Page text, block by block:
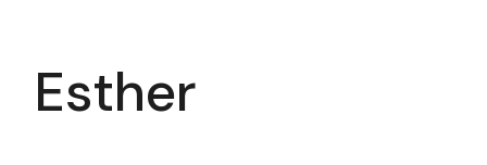
Esther